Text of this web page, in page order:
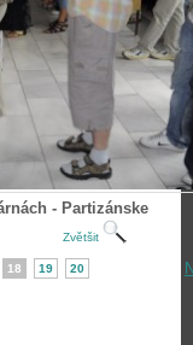
- Partizánske
Zvětšit
18 19 20